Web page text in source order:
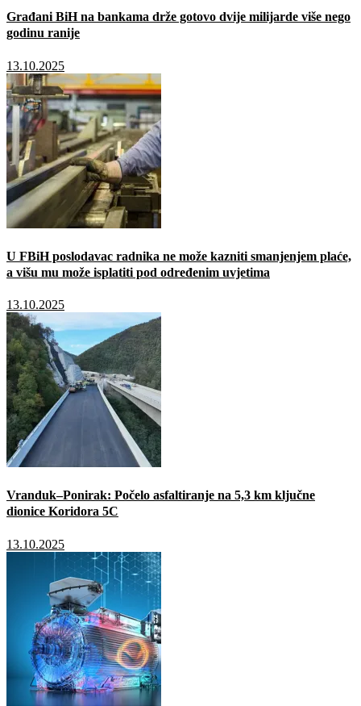
Građani BiH na bankama drže gotovo dvije milijarde više nego
godinu ranije
13.10.2025
U FBiH poslodavac radnika ne može kazniti smanjenjem plaće,
a višu mu može isplatiti pod određenim uvjetima
13.10.2025
Vranduk–Ponirak: Počelo asfaltiranje na 5,3 km ključne
dionice Koridora 5C
13.10.2025